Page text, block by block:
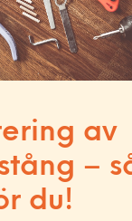
av
–
du!